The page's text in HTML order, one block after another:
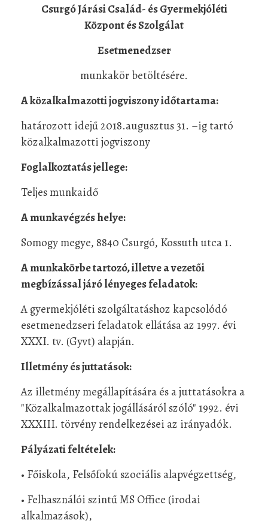
Csurgó Járási Család- és Gyermekjóléti
Központ és Szolgálat
Esetmenedzser
munkakör betöltésére.
A közalkalmazotti jogviszony időtartama:
határozott idejű 2018.augusztus 31. –ig tartó
közalkalmazotti jogviszony
Foglalkoztatás jellege:
Teljes munkaidő
A munkavégzés helye:
Somogy megye, 8840 Csurgó, Kossuth utca 1.
A munkakörbe tartozó, illetve a vezetői
megbízással járó lényeges feladatok:
A gyermekjóléti szolgáltatáshoz kapcsolódó
esetmenedzseri feladatok ellátása az 1997. évi
XXXI. tv. (Gyvt) alapján.
Illetmény és juttatások:
Az illetmény megállapítására és a juttatásokra a
"Közalkalmazottak jogállásáról szóló" 1992. évi
XXXIII. törvény rendelkezései az irányadók.
Pályázati feltételek:
• Főiskola, Felsőfokú szociális alapvégzettség,
• Felhasználói szintű MS Office (irodai
alkalmazások),